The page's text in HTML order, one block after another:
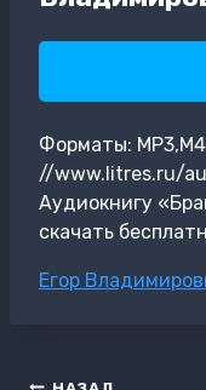
Форматы:
//www.litres.ru/
Аудиокнигу
скачать
Метки
Егор